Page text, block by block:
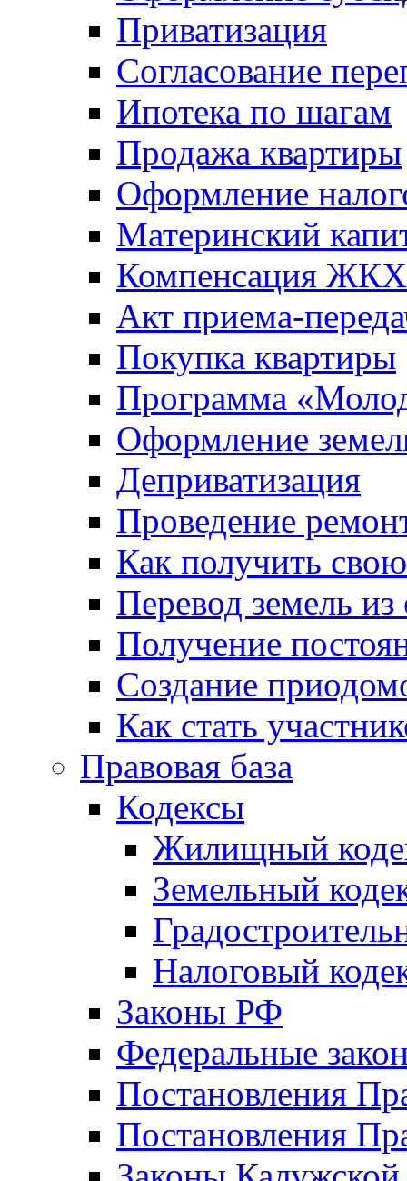
Приватизация
Согласование
Ипотека по шагам
Продажа квартиры
Оформление
Материнский
Компенсация ЖКХ
Акт приема-
Покупка квартиры
Программа
Оформление
Деприватизация
Проведение
Как получить
Перевод земель
Получение
Создание
Как стать
Правовая база
Кодексы
Жилищный
Земельный
Налоговый
Законы РФ
Федеральные
Постановления
Постановления